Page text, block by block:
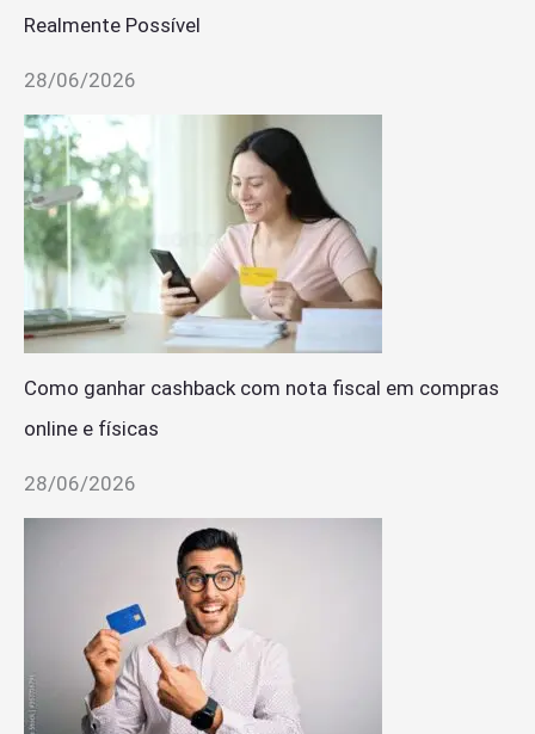
Realmente Possível
28/06/2026
Como ganhar cashback com nota fiscal em compras
online e físicas
28/06/2026